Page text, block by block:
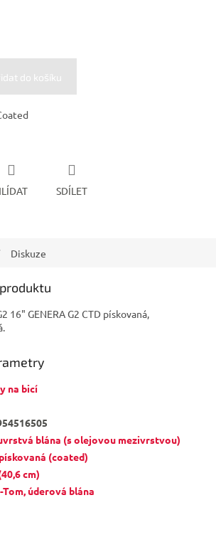
do košíku
SDÍLET
Diskuze
16" GENERA G2 CTD pískovaná,
na bicí
blána (s olejovou mezivrstvou)
(coated)
cm)
Tom, úderová blána